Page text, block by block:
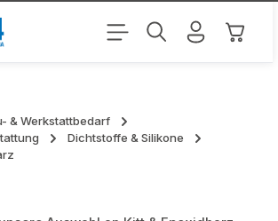
& Werkstattbedarf
Dichtstoffe & Silikone